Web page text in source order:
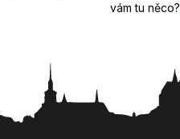
vám tu něco?